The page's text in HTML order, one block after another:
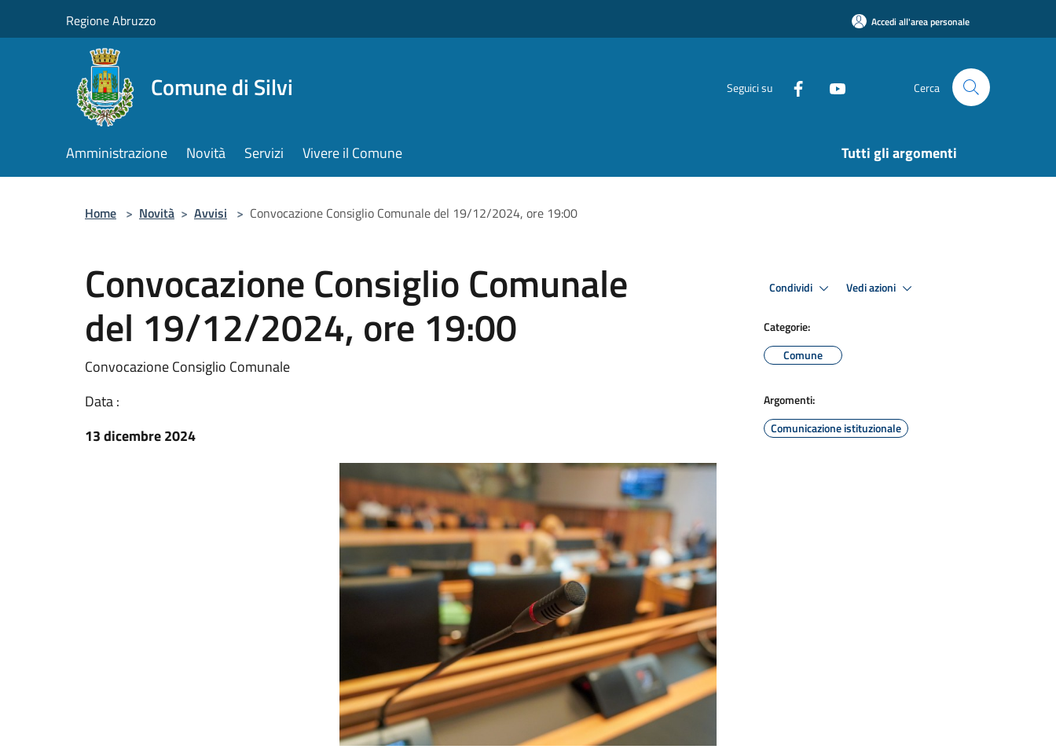
Regione Abruzzo Accedi all'area personale
Comune di Silvi Seguici su Cerca
Amministrazione Novità Servizi Vivere il Comune Tutti gli argomenti
Home > Novità > Avvisi > Convocazione Consiglio Comunale del 19/12/2024, ore 19:00
Convocazione Consiglio Comunale
del 19/12/2024, ore 19:00
Convocazione Consiglio Comunale
Data :
13 dicembre 2024
Condividi Vedi azioni
Categorie:
Comune
Argomenti:
Comunicazione istituzionale